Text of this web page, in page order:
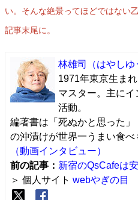
い。そんな絶景ってほどではない
記事末尾に。
林雄司
（はやしゆ
1971年東京生ま
マスター。主に
活動。
編著書は「死ぬかと思った
の沖漬けが世界一うまい食べ
（動画インタビュー）
前の記事： 新宿のQsCafeは
＞ 個人サイト webやぎの目